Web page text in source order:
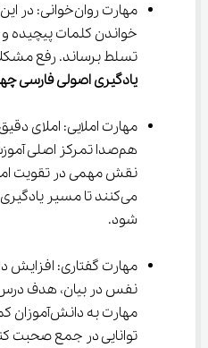
خواندن کلمات پیچیده
تسلط برساند. رفع
یادگیری اصولی فارسی
مهارت املایی: املای
نقش مهمی در تقویت
می‌کنند تا مسیر
شود.
مهارت گفتاری: افزایش
نفس در بیان، هدف
توانایی در جمع صحبت